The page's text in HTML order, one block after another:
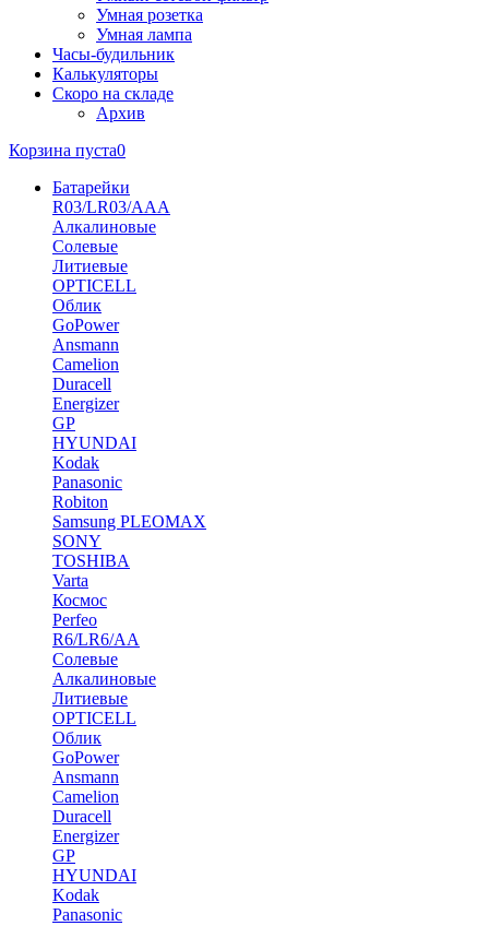
Умная розетка
Умная лампа
Часы-будильник
Калькуляторы
Скоро на складе
Архив
Корзина пуста0
Батарейки
R03/LR03/AAA
Алкалиновые
Солевые
Литиевые
OPTICELL
Облик
GoPower
Ansmann
Camelion
Duracell
Energizer
GP
HYUNDAI
Kodak
Panasonic
Robiton
Samsung PLEOMAX
SONY
TOSHIBA
Varta
Космос
Perfeo
R6/LR6/AA
Солевые
Алкалиновые
Литиевые
OPTICELL
Облик
GoPower
Ansmann
Camelion
Duracell
Energizer
GP
HYUNDAI
Kodak
Panasonic